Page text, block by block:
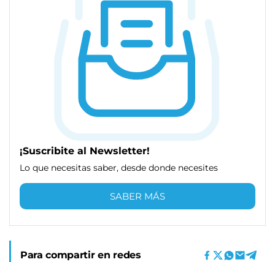
¡Suscribite al Newsletter!
Lo que necesitas saber, desde donde necesites
SABER MÁS
Para compartir en redes